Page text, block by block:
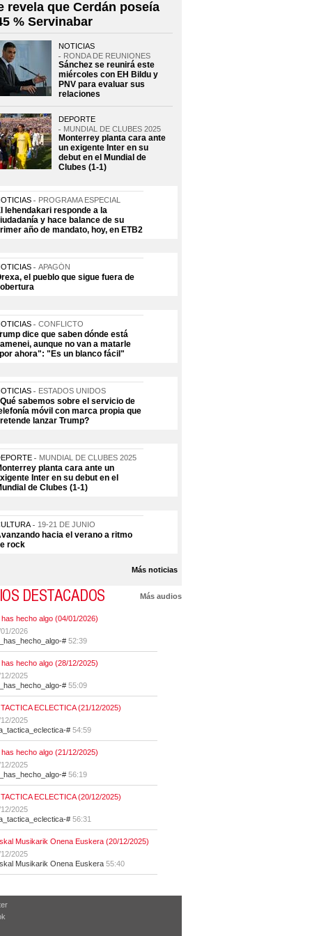
revela que Cerdán poseía
% Servinabar
NOTICIAS
RONDA DE REUNIONES
Sánchez se reunirá este
miércoles con EH Bildu y
PNV para evaluar sus
relaciones
DEPORTE
MUNDIAL DE CLUBES 2025
Monterrey planta cara ante
un exigente Inter en su
debut en el Mundial de
Clubes (1-1)
PROGRAMA ESPECIAL
lehendakari responde a la
y hace balance de su
año de mandato, hoy, en ETB2
APAGÓN
el pueblo que sigue fuera de
CONFLICTO
dice que saben dónde está
aunque no van a matarle
ahora": "Es un blanco fácil"
ESTADOS UNIDOS
sabemos sobre el servicio de
móvil con marca propia que
lanzar Trump?
MUNDIAL DE CLUBES 2025
planta cara ante un
Inter en su debut en el
de Clubes (1-1)
19-21 DE JUNIO
hacia el verano a ritmo
rock
Más noticias
DESTACADOS Más audios
hecho algo (04/01/2026)
2026
# 52:39
hecho algo (28/12/2025)
2025
# 55:09
TACTICA ECLECTICA (21/12/2025)
2025
# 54:59
hecho algo (21/12/2025)
2025
# 56:19
TACTICA ECLECTICA (20/12/2025)
2025
# 56:31
Musikarik Onena Euskera (20/12/2025)
2025
Musikarik Onena Euskera 55:40